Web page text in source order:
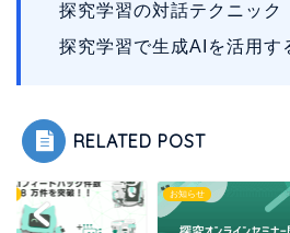
探究学習の対話テクニック
探究学習で生成AIを活用す
RELATED POST
お知らせ